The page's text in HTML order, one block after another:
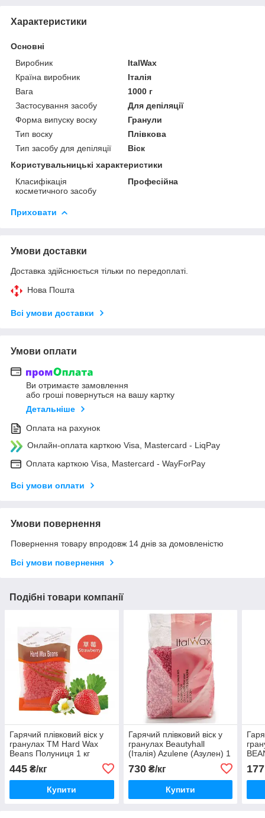
Характеристики
Основні
Виробник
ItalWax
Країна виробник
Італія
Вага
1000 г
Застосування засобу
Для депіляції
Форма випуску воску
Гранули
Тип воску
Плівкова
Тип засобу для депіляції
Віск
Користувальницькі характеристики
Класифікація
косметичного засобу
Професійна
Приховати
Умови доставки
Доставка здійснюється тільки по передоплаті.
Нова Пошта
Всі умови доставки
Умови оплати
Ви отримаєте замовлення
або гроші повернуться на вашу картку
Детальніше
Оплата на рахунок
Онлайн-оплата карткою Visa, Mastercard - LiqPay
Оплата карткою Visa, Mastercard - WayForPay
Всі умови оплати
Умови повернення
Повернення товару впродовж 14 днів за домовленістю
Всі умови повернення
Подібні товари компанії
Гарячий плівковий віск у
гранулах ТМ Hard Wax
Beans Полуниця 1 кг
445 ₴/кг
Купити
Гарячий плівковий віск у
гранулах Beautyhall
(Італія) Azulene (Азулен) 1
730₴/кг
Купити
177